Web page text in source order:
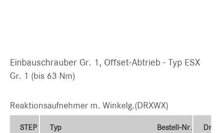
Einbauschrauber Gr. 1, Offset-Abtrieb - Typ ESX
Gr. 1 (bis 63 Nm)
Reaktionsaufnehmer m. Winkelg.(DRXWX)
STEP Typ Bestell-Nr.